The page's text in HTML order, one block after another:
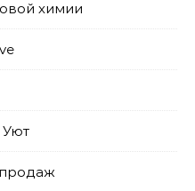
химии
Уют